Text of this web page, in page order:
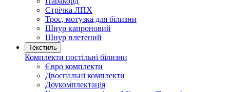
Стрічка ЛПХ
Трос, мотузка для білизни
Шнур капроновий
Шнур плетений
Текстиль
Комплекти постільнї білизни
Євро комплекти
Двоспальні комплекти
Доукомплектація